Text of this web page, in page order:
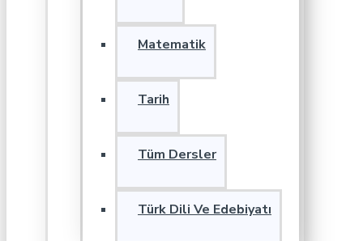
Matematik
Tarih
Tüm Dersler
Türk Dili Ve Edebiyatı